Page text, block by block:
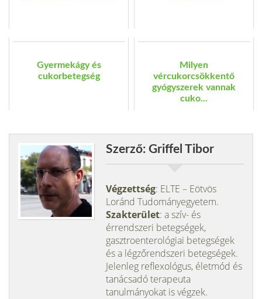
Gyermekágy és
cukorbetegség
Milyen
vércukorcsökkentő
gyógyszerek vannak
cuko...
Szerző: Griffel Tibor
Végzettség: ELTE – Eötvös
Loránd Tudományegyetem.
Szakterület: a szív- és
érrendszeri betegségek,
gasztroenterológiai betegségek
és a légzőrendszeri betegségek.
Jelenleg reflexológus, életmód és
tanácsadó terapeuta
tanulmányokat is végzek.